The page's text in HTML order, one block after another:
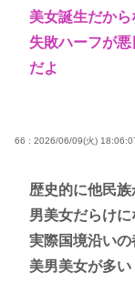
美女誕生だから
失敗ハーフが
だよ
66 : 2026/06/09(火)
歴史的に他民
男美女だらけ
実際国境沿い
美男美女が多い